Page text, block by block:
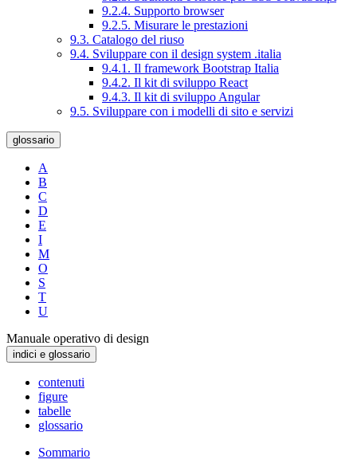
9.2.4. Supporto browser
9.2.5. Misurare le prestazioni
9.3. Catalogo del riuso
9.4. Sviluppare con il design system .italia
9.4.1. Il framework Bootstrap Italia
9.4.2. Il kit di sviluppo React
9.4.3. Il kit di sviluppo Angular
9.5. Sviluppare con i modelli di sito e servizi
glossario
A
B
C
D
E
I
M
O
S
T
U
Manuale operativo di design
indici e glossario
contenuti
figure
tabelle
glossario
Sommario